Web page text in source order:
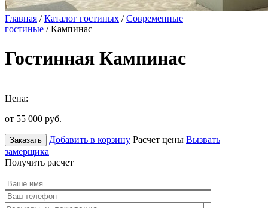
Главная /Каталог гостиных /Современные
гостиные / Кампинас
Гостинная Кампинас
Цена:
от 55 000 руб.
Заказать Добавить в корзину Расчет цены Вызвать
замерщика
Получить расчет